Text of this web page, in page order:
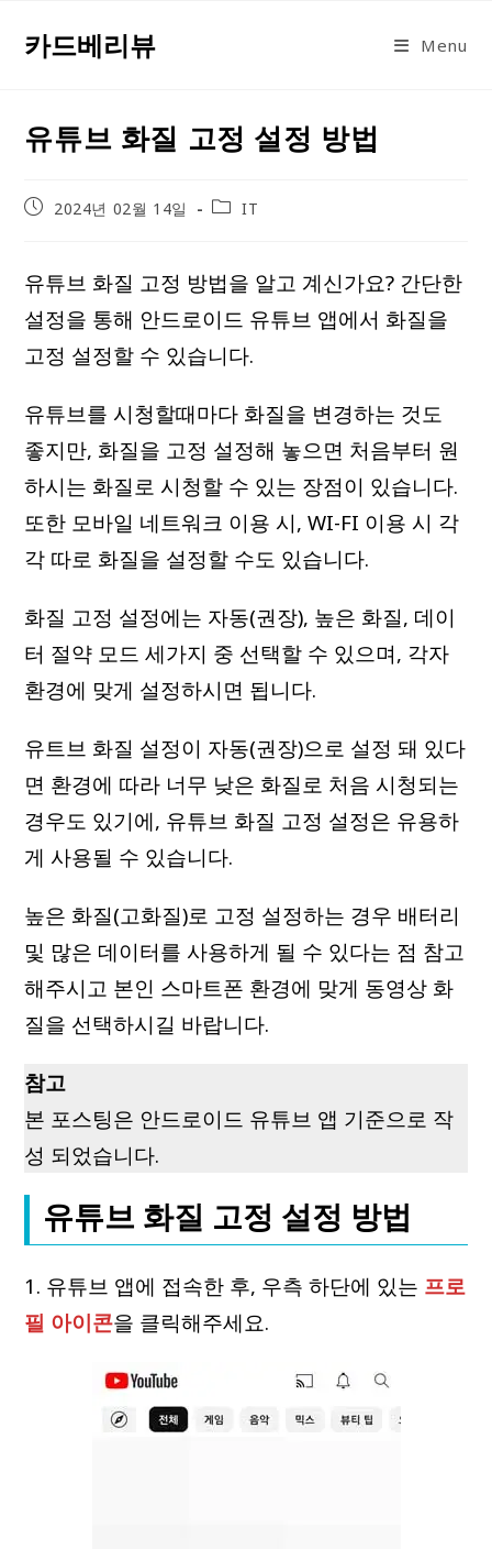
카드베리뷰 Menu
유튜브 화질 고정 설정 방법
Post2024년 02월 14일
PostIT
유튜브 화질 고정 방법을 알고 계신가요? 간단한
설정을 통해 안드로이드 유튜브 앱에서 화질을
고정 설정할 수 있습니다.
유튜브를 시청할때마다 화질을 변경하는 것도
좋지만, 화질을 고정 설정해 놓으면 처음부터 원
하시는 화질로 시청할 수 있는 장점이 있습니다.
또한 모바일 네트워크 이용 시, WI-FI 이용 시 각
각 따로 화질을 설정할 수도 있습니다.
화질 고정 설정에는 자동(권장), 높은 화질, 데이
터 절약 모드 세가지 중 선택할 수 있으며, 각자
환경에 맞게 설정하시면 됩니다.
유트브 화질 설정이 자동(권장)으로 설정 돼 있다
면 환경에 따라 너무 낮은 화질로 처음 시청되는
경우도 있기에, 유튜브 화질 고정 설정은 유용하
게 사용될 수 있습니다.
높은 화질(고화질)로 고정 설정하는 경우 배터리
및 많은 데이터를 사용하게 될 수 있다는 점 참고
해주시고 본인 스마트폰 환경에 맞게 동영상 화
질을 선택하시길 바랍니다.
참고
본 포스팅은 안드로이드 유튜브 앱 기준으로 작
성 되었습니다.
유튜브 화질 고정 설정 방법
1. 유튜브 앱에 접속한 후, 우측 하단에 있는 프로
필 아이콘을 클릭해주세요.